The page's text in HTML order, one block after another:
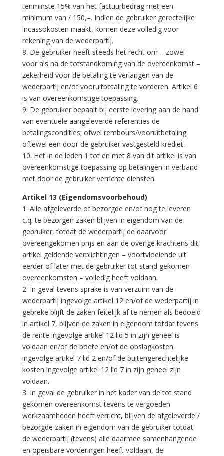
tenminste 15% van het factuurbedrag met een
minimum van / 150,–. Indien de gebruiker gerectelijke
incassokosten maakt, komen deze volledig voor
rekening van de wederpartij.
8. De gebruiker heeft steeds het recht om – zowel
voor als na de totstandkoming van de overeenkomst –
zekerheid voor de betaling te verlangen van de
wederpartij en/of vooruitbetaling te vorderen. Artikel 6
is van overeenkomstige toepassing.
9. De gebruiker bepaalt bij eerste levering aan de hand
van eventuele aangeleverde referenties de
betalingscondities; ofwel rembours/vooruitbetaling
oftewel een door de gebruiker vastgesteld krediet.
10. Het in de leden 1 tot en met 8 van dit artikel is van
overeenkomstige toepassing op betalingen in verband
met door de gebruiker verrichte diensten.
Artikel 13 (Eigendomsvoorbehoud)
1. Alle afgeleverde of bezorgde en/of nog te leveren
c.q. te bezorgen zaken blijven in eigendom van de
gebruiker, totdat de wederpartij de daarvoor
overeengekomen prijs en aan de overige krachtens dit
artikel geldende verplichtingen – voortvloeiende uit
eerder of later met de gebruiker tot stand gekomen
overeenkomsten – volledig heeft voldaan.
2. In geval tevens sprake is van verzuim van de
wederpartij ingevolge artikel 12 en/of de wederpartij in
gebreke blijft de zaken feitelijk af te nemen als bedoeld
in artikel 7, blijven de zaken in eigendom totdat tevens
de rente ingevolge artikel 12 lid 5 in zijn geheel is
voldaan en/of de boete en/of de opslagkosten
ingevolge artikel 7 lid 2 en/of de buitengerechtelijke
kosten ingevolge artikel 12 lid 7 in zijn geheel zijn
voldaan.
3. In geval de gebruiker in het kader van de tot stand
gekomen overeenkomst tevens te vergoeden
werkzaamheden heeft verricht, blijven de afgeleverde /
bezorgde zaken in eigendom van de gebruiker totdat
de wederpartij (tevens) alle daarmee samenhangende
en opeisbare vorderingen heeft voldaan, de